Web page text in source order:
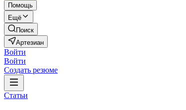
Помощь
Ещё
Поиск
Артезиан
Войти
Войти
Создать резюме
Статьи